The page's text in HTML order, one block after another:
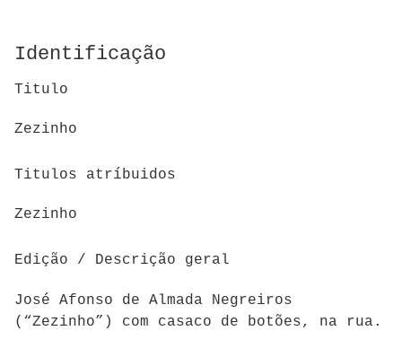
Identificação
Titulo
Zezinho
Titulos atríbuidos
Zezinho
Edição / Descrição geral
José Afonso de Almada Negreiros
(“Zezinho”) com casaco de botões, na rua.